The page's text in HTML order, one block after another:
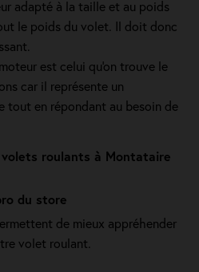
adapté à la taille et au poids
le poids du volet. Il doit donc
est celui qu'on trouve le
car il représente un
tout en répondant au besoin de
roulants à Montataire
du store
de mieux appréhender
volet roulant.